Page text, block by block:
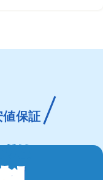
保証
りは